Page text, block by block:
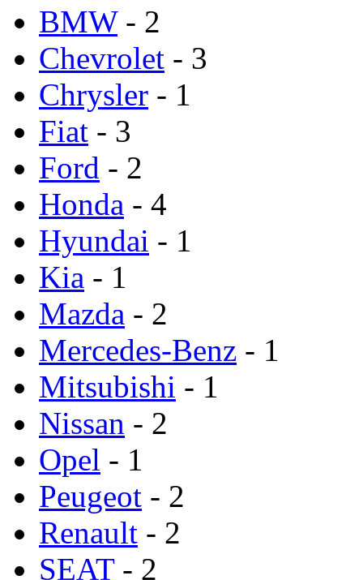
BMW- 2
Chevrolet - 3
Chrysler - 1
Fiat - 3
Ford - 2
Honda - 4
Hyundai - 1
Kia - 1
Mazda - 2
Mercedes-Benz - 1
Mitsubishi - 1
Nissan - 2
Opel - 1
Peugeot - 2
Renault - 2
SEAT- 2